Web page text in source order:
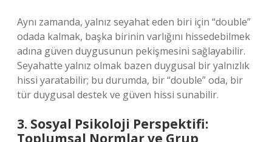
Aynı zamanda, yalnız seyahat eden biri için “double”
odada kalmak, başka birinin varlığını hissedebilmek
adına güven duygusunun pekişmesini sağlayabilir.
Seyahatte yalnız olmak bazen duygusal bir yalnızlık
hissi yaratabilir; bu durumda, bir “double” oda, bir
tür duygusal destek ve güven hissi sunabilir.
3. Sosyal Psikoloji Perspektifi:
Toplumsal Normlar ve Grup